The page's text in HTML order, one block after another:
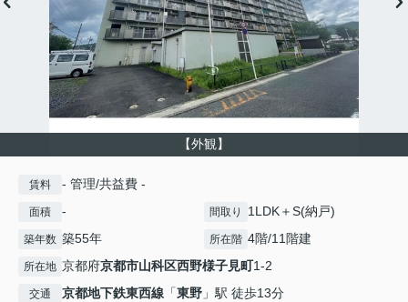
【外観】
賃料 - 管理/共益費 -
面積 - 間取り 1LDK＋S(納戸)
築年数 築55年 所在階 4階/11階建
所在地 京都府京都市山科区西野様子見町1-2
交通 京都地下鉄東西線 「東野 」駅 徒歩13分